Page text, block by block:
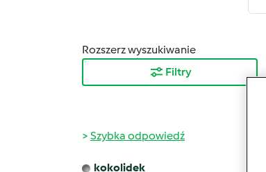
Rozszerz wyszukiwanie
Filtry
Szybka odpowiedź
kokolidek